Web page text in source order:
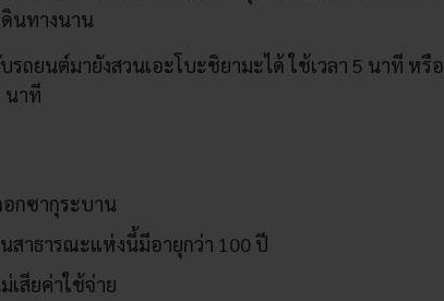
นทางนาน
ถยนต์มายังสวนเอะโบะชิยามะได้ ใช้เวลา 5 นาที หรือ
นาที
กซากุระบาน
สาธารณะแห่งนี้มีอายุกว่า 100 ปี
เสียค่าใช้จ่าย